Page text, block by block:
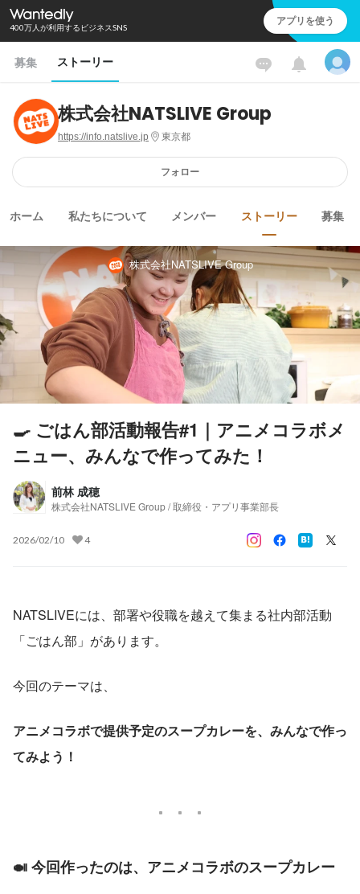
400万人が利用するビジネスSNS アプリを使う
募集 ストーリー
株式会社NATSLIVE Group
https://info.natslive.jp 東京都
フォロー
ホーム 私たちについて メンバー ストーリー 募集
株式会社NATSLIVE Group
🍳 ごはん部活動報告#1｜アニメコラボメ
ニュー、みんなで作ってみた！
前林 成穂
株式会社NATSLIVE Group / 取締役・アプリ事業部長
2026/02/10 4
NATSLIVEには、部署や役職を越えて集まる社内部活動
「ごはん部」があります。
今回のテーマは、
アニメコラボで提供予定のスープカレーを、みんなで作っ
てみよう！
🍛 今回作ったのは、アニメコラボのスープカレー